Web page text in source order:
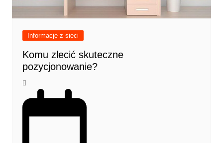
Informacje z sieci
Komu zlecić skuteczne
pozycjonowanie?